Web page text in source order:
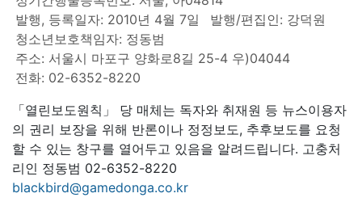
발행, 등록일자: 2010년 4월 7일
발행/편집인: 강덕원
청소년보호책임자: 정동범
주소: 서울시 마포구 양화로8길 25-4 우)04044
전화: 02-6352-8220
「열린보도원칙」 당 매체는 독자와 취재원 등 뉴스이용자
의 권리 보장을 위해 반론이나 정정보도, 추후보도를 요청
할 수 있는 창구를 열어두고 있음을 알려드립니다. 고충처
리인 정동범 02-6352-8220
blackbird@gamedonga.co.kr